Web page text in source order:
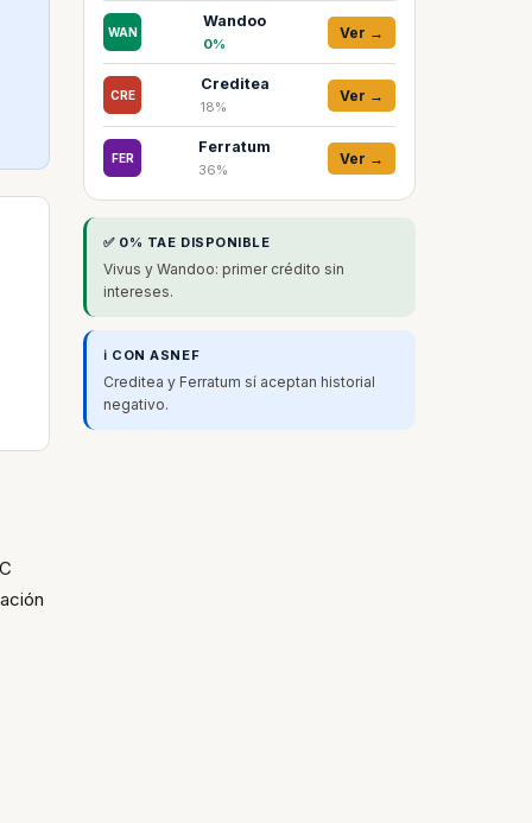
WAN
Wandoo
0%
Ver →
CRE
Creditea
18%
Ver →
FER
Ferratum
36%
Ver →
✅ 0% TAE DISPONIBLE
Vivus y Wandoo: primer crédito sin
intereses.
ℹ️ CON ASNEF
Creditea y Ferratum sí aceptan historial
negativo.